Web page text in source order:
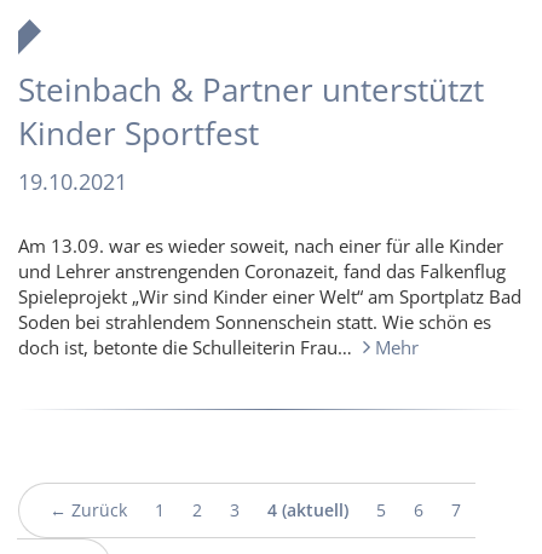
Steinbach & Partner unterstützt
Kinder Sportfest
19.10.2021
Am 13.09. war es wieder soweit, nach einer für alle Kinder
und Lehrer anstrengenden Coronazeit, fand das Falkenflug
Spieleprojekt „Wir sind Kinder einer Welt“ am Sportplatz Bad
Soden bei strahlendem Sonnenschein statt. Wie schön es
doch ist, betonte die Schulleiterin Frau…
Mehr
← Zurück 1 2 3 4 (aktuell) 5 6 7